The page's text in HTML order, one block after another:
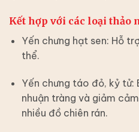
Kết hợp với các loại thảo
Yến chưng hạt sen: Hỗ
thể.
Yến chưng táo đỏ, kỷ tử:
nhuận tràng và giảm
nhiều đồ chiên rán.